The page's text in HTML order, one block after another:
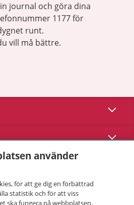
journal och göra dina
1177 för
runt.
vill må bättre.
Visa
Visa
använder
för att ge dig en förbättrad
statistik och för att viss
ska fungera på webbplatsen.